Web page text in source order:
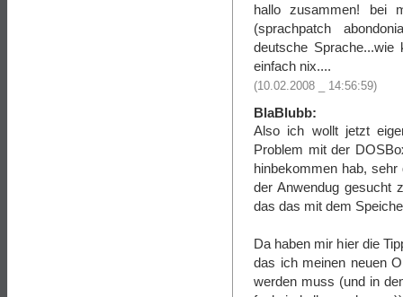
hallo zusammen! bei
(sprachpatch
deutsche
einfach nix....
(10.02.2008 _ 14:56:59)
BlaBlubb:
Also ich wollt jetzt
Problem mit der
hinbekommen hab,
der Anwendug gesucht
das das mit dem
Da haben mir hier die
das ich meinen neuen
werden muss (und in